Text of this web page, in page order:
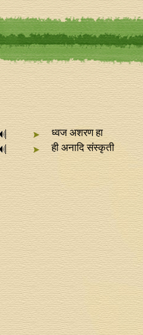
ध्वज अशरण हा
ही अनादि संस्कृती